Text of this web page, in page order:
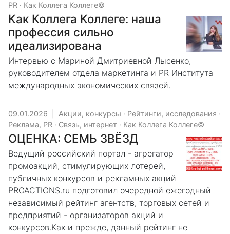
PR · Как Коллега Коллеге©
Как Коллега Коллеге: наша
профессия сильно
идеализирована
Интервью с Мариной Дмитриевной Лысенко,
руководителем отдела маркетинга и PR Института
международных экономических связей.
09.01.2026 Акции, конкурсы · Рейтинги, исследования ·
Реклама, PR · Связь, интернет · Как Коллега Коллеге©
ОЦЕНКА: СЕМЬ ЗВЁЗД
Ведущий российский портал - агрегатор
промоакций, стимулирующих лотерей,
публичных конкурсов и рекламных акций
PROACTIONS.ru подготовил очередной ежегодный
независимый рейтинг агентств, торговых сетей и
предприятий - организаторов акций и
конкурсов.Как и прежде, данный рейтинг не